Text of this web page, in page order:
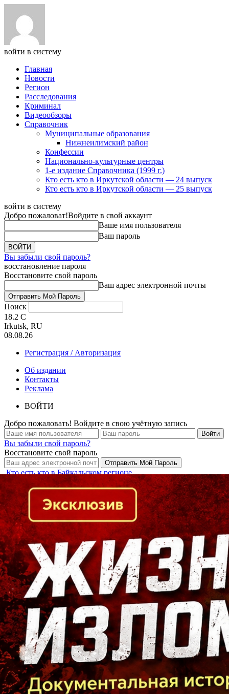
войти в систему
Главная
Новости
Регион
Расследования
Криминал
Видеообзоры
Справочник
Муниципальные образования
Нижнеилимский район
Конфессии
Национально-культурные центры
1-е издание Справочника (1999 г.)
Кто есть кто в Иркутской области — 24 выпуск
Кто есть кто в Иркутской области — 25 выпуск
войти в систему
Добро пожаловат!Войдите в свой аккаунт
Ваше имя пользователя
Ваш пароль
Вы забыли свой пароль?
восстановление пароля
Восстановите свой пароль
Ваш адрес электронной почты
Поиск
18.2 C
Irkutsk, RU
08.08.26
Регистрация / Авторизация
Об издании
Контакты
Реклама
ВОЙТИ
Добро пожаловать! Войдите в свою учётную запись
Вы забыли свой пароль?
Восстановите свой пароль
Кто есть кто в Байкальском регионе